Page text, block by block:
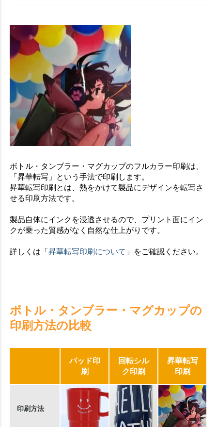
ボトル・タンブラー・マグカップのフルカラー印刷は、
「昇華転写」という手法で印刷します。
昇華転写印刷とは、熱をかけて製品にデザインを転写さ
せる印刷方法です。
製品自体にインクを浸透させるので、プリント面にイン
クが乗った質感がなく自然な仕上がりです。
詳しくは「昇華転写印刷について 」をご確認ください。
ボトル・タンブラー・マグカップの
印刷方法の比較
パッド印
刷
回転シル
ク印刷
昇華転写
印刷
印刷方法